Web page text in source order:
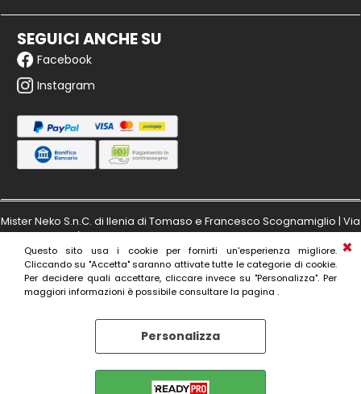
Questo sito usa i cookie per fornirti un'esperienza migliore.
Cliccando su "Accetta" saranno attivate tutte le categorie di cookie.
Per decidere quali accettare, cliccare invece su "Personalizza". Per
maggiori informazioni è possibile consultare la pagina .
Personalizza
Accetta
SEGUICI ANCHE SU
Facebook
Instagram
Mister Neko S.n.C. di Ilenia di Tomaso e Francesco Scognamiglio | Via
Masaccio 149/a - 50132 Firenze | Partita IVA: IT06173980480 | Numero
di iscrizione al R.E.A. di Firenze: 606797